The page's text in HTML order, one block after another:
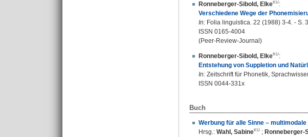
Ronneberger-Sibold, Elke
:
Verschiedene Wege der
In: Folia linguistica. 22 (1988) 3-4. - S.
ISSN 0165-4004
(Peer-Review-Journal)
Ronneberger-Sibold, Elke
:
Entstehung von Suppletion und
In: Zeitschrift für Phonetik,
ISSN 0044-331x
Buch
Werbung für alle Sinne –
Hrsg.: Wahl, Sabine ; Ronneberger-